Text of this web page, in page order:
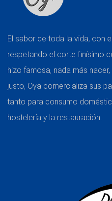
El sabor de toda la vida, con
respetando el corte finísimo
hizo famosa, nada más
justo, Oya comercializa sus
tanto para consumo
hostelería y la restauración.